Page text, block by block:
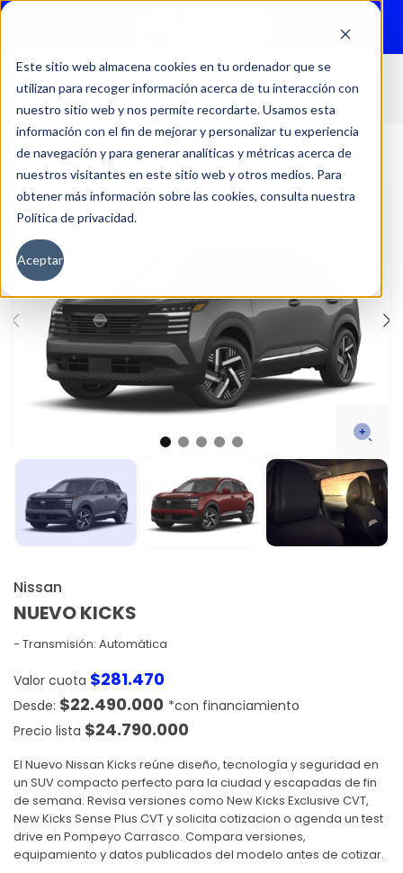
Este sitio web almacena cookies en tu ordenador que se
utilizan para recoger información acerca de tu interacción con
nuestro sitio web y nos permite recordarte. Usamos esta
información con el fin de mejorar y personalizar tu experiencia
de navegación y para generar analíticas y métricas acerca de
nuestros visitantes en este sitio web y otros medios. Para
obtener más información sobre las cookies, consulta nuestra
Política de privacidad.
Aceptar
Inicio Autos
Nissan
NUEVO KICKS
Transmisión: Automática
Valor cuota $281.470
$22.490.000
Precio lista $24.790.000
El Nuevo Nissan Kicks reúne diseño, tecnología y seguridad en
un SUV compacto perfecto para la ciudad y escapadas de fin
de semana. Revisa versiones como New Kicks Exclusive CVT,
New Kicks Sense Plus CVT y solicita cotizacion o agenda un test
drive en Pompeyo Carrasco. Compara versiones,
equipamiento y datos publicados del modelo antes de cotizar.